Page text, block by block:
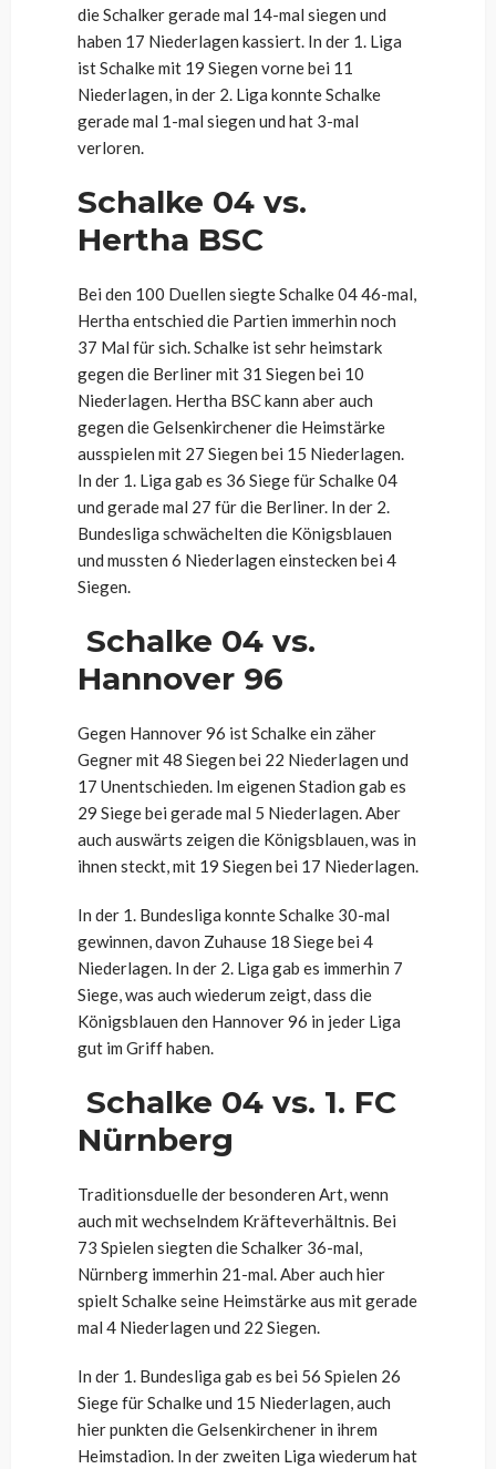
die Schalker gerade mal 14-mal siegen und
haben 17 Niederlagen kassiert. In der 1. Liga
ist Schalke mit 19 Siegen vorne bei 11
Niederlagen, in der 2. Liga konnte Schalke
gerade mal 1-mal siegen und hat 3-mal
verloren.
Schalke 04 vs.
Hertha BSC
Bei den 100 Duellen siegte Schalke 04 46-mal,
Hertha entschied die Partien immerhin noch
37 Mal für sich. Schalke ist sehr heimstark
gegen die Berliner mit 31 Siegen bei 10
Niederlagen. Hertha BSC kann aber auch
gegen die Gelsenkirchener die Heimstärke
ausspielen mit 27 Siegen bei 15 Niederlagen.
In der 1. Liga gab es 36 Siege für Schalke 04
und gerade mal 27 für die Berliner. In der 2.
Bundesliga schwächelten die Königsblauen
und mussten 6 Niederlagen einstecken bei 4
Siegen.
Schalke 04 vs.
Hannover 96
Gegen Hannover 96 ist Schalke ein zäher
Gegner mit 48 Siegen bei 22 Niederlagen und
17 Unentschieden. Im eigenen Stadion gab es
29 Siege bei gerade mal 5 Niederlagen. Aber
auch auswärts zeigen die Königsblauen, was in
ihnen steckt, mit 19 Siegen bei 17 Niederlagen.
In der 1. Bundesliga konnte Schalke 30-mal
gewinnen, davon Zuhause 18 Siege bei 4
Niederlagen. In der 2. Liga gab es immerhin 7
Siege, was auch wiederum zeigt, dass die
Königsblauen den Hannover 96 in jeder Liga
gut im Griff haben.
Schalke 04 vs. 1. FC
Nürnberg
Traditionsduelle der besonderen Art, wenn
auch mit wechselndem Kräfteverhältnis. Bei
73 Spielen siegten die Schalker 36-mal,
Nürnberg immerhin 21-mal. Aber auch hier
spielt Schalke seine Heimstärke aus mit gerade
mal 4 Niederlagen und 22 Siegen.
In der 1. Bundesliga gab es bei 56 Spielen 26
Siege für Schalke und 15 Niederlagen, auch
hier punkten die Gelsenkirchener in ihrem
Heimstadion. In der zweiten Liga wiederum hat